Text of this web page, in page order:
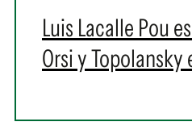
Luis Lacalle Pou
Orsi y